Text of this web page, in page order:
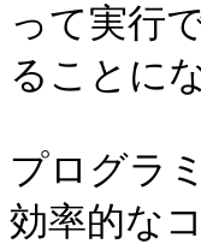
って実行
ることに
プログラ
効率的な